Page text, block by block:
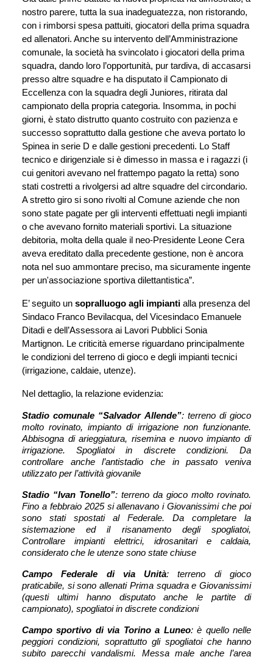
nostro parere, tutta la sua inadeguatezza, non ristorando,
con i rimborsi spesa pattuiti, giocatori della prima squadra
ed allenatori. Anche su intervento dell’Amministrazione
comunale, la società ha svincolato i giocatori della prima
squadra, dando loro l’opportunità, pur tardiva, di accasarsi
presso altre squadre e ha disputato il Campionato di
Eccellenza con la squadra degli Juniores, ritirata dal
campionato della propria categoria. Insomma, in pochi
giorni, è stato distrutto quanto costruito con pazienza e
successo soprattutto dalla gestione che aveva portato lo
Spinea in serie D e dalle gestioni precedenti. Lo Staff
tecnico e dirigenziale si è dimesso in massa e i ragazzi (i
cui genitori avevano nel frattempo pagato la retta) sono
stati costretti a rivolgersi ad altre squadre del circondario.
A stretto giro si sono rivolti al Comune aziende che non
sono state pagate per gli interventi effettuati negli impianti
o che avevano fornito materiali sportivi. La situazione
debitoria, molta della quale il neo-Presidente Leone Cera
aveva ereditato dalla precedente gestione, non è ancora
nota nel suo ammontare preciso, ma sicuramente ingente
per un'associazione sportiva dilettantistica”.
E’ seguito un sopralluogo agli impianti alla presenza del
Sindaco Franco Bevilacqua, del Vicesindaco Emanuele
Ditadi e dell’Assessora ai Lavori Pubblici Sonia
Martignon. Le criticità emerse riguardano principalmente
le condizioni del terreno di gioco e degli impianti tecnici
(irrigazione, caldaie, utenze).
Nel dettaglio, la relazione evidenzia:
Stadio comunale “Salvador Allende”: terreno di gioco
molto rovinato, impianto di irrigazione non funzionante.
Abbisogna di arieggiatura, risemina e nuovo impianto di
irrigazione. Spogliatoi in discrete condizioni. Da
controllare anche l’antistadio che in passato veniva
utilizzato per l’attività giovanile
Stadio “Ivan Tonello”: terreno da gioco molto rovinato.
Fino a febbraio 2025 si allenavano i Giovanissimi che poi
sono stati spostati al Federale. Da completare la
sistemazione ed il risanamento degli spogliatoi,
Controllare impianti elettrici, idrosanitari e caldaia,
considerato che le utenze sono state chiuse
Campo Federale di via Unità: terreno di gioco
praticabile, si sono allenati Prima squadra e Giovanissimi
(questi ultimi hanno disputato anche le partite di
campionato), spogliatoi in discrete condizioni
Campo sportivo di via Torino a Luneo: è quello nelle
peggiori condizioni, soprattutto gli spogliatoi che hanno
subito parecchi vandalismi. Messa male anche l’area